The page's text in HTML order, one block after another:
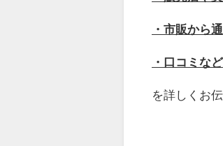
・市販から
・口コミなど
を詳しくお